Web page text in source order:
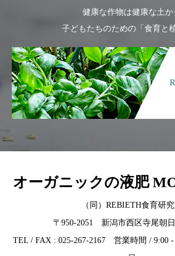
健康な作物は健康な土か
子どもたちのための「食育と
オーガニックの液肥
（同）REBIETH食育研
〒950-2051 新潟市西区寺尾朝
TEL / FAX : 025-267-2167 営業時間 / 9:00